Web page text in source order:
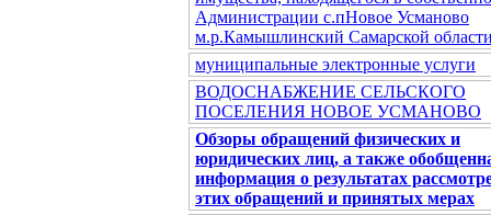
Администрации с.пНовое Усманово
м.р.Камышлинский Самарской области
муниципальные электронные услуги
ВОДОСНАБЖЕНИЕ СЕЛЬСКОГО
ПОСЕЛЕНИЯ НОВОЕ УСМАНОВО
Обзоры обращений физических и
юридических лиц, а также
информация о результатах
этих обращений и принятых мерах